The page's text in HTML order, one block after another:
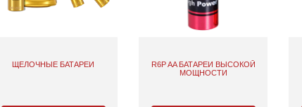
ЩЕЛОЧНЫЕ БАТАРЕИ
R6P AA БАТАРЕИ ВЫСОКОЙ
МОЩНОСТИ